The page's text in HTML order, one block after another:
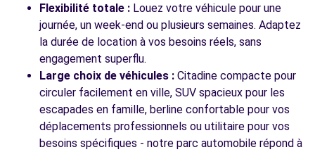
Voir l'agence
Voir toutes les agences
Flexibilité totale : Louez votre véhicule pour une
journée, un week-end ou plusieurs semaines. Adaptez
la durée de location à vos besoins réels, sans
engagement superflu.
Large choix de véhicules : Citadine compacte pour
circuler facilement en ville, SUV spacieux pour les
escapades en famille, berline confortable pour vos
déplacements professionnels ou utilitaire pour vos
besoins spécifiques - notre parc automobile répond à